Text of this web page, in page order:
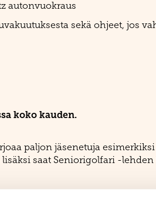
autonvuokraus
sekä ohjeet, jos
koko kauden.
paljon jäsenetuja
saat Seniorigolfari -lehden